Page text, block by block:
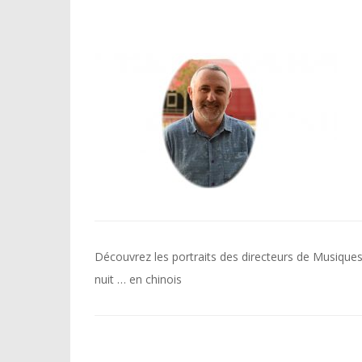
Navigation
de
Découvrez les portraits des directeurs de
nuit … en chinois